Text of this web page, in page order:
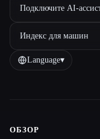
Подключите AI-
Индекс для машин
Language▾
ОБЗОР